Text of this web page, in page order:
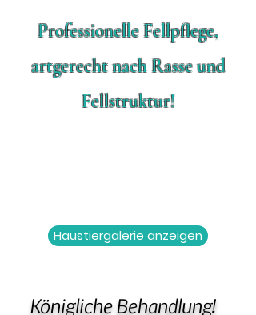
Professionelle Fellpflege,
artgerecht nach Rasse und
Fellstruktur!
Haustiergalerie anzeigen
Königliche Behandlung!